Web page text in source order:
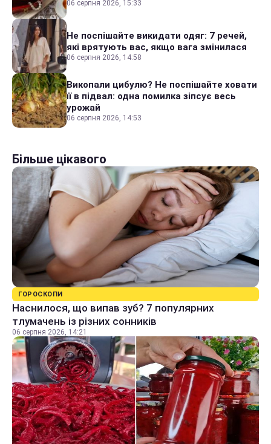
06 серпня 2026, 15:33
Не поспішайте викидати одяг: 7 речей,
які врятують вас, якщо вага змінилася
06 серпня 2026, 14:58
Викопали цибулю? Не поспішайте ховати
її в підвал: одна помилка зіпсує весь
урожай
06 серпня 2026, 14:53
Більше цікавого
ГОРОСКОПИ
Наснилося, що випав зуб? 7 популярних
тлумачень із різних сонників
06 серпня 2026, 14:21